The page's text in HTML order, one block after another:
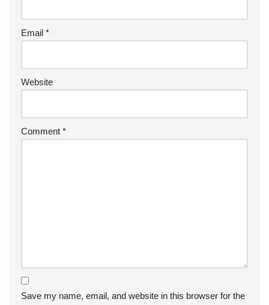
Email *
Website
Comment *
Save my name, email, and website in this browser for the